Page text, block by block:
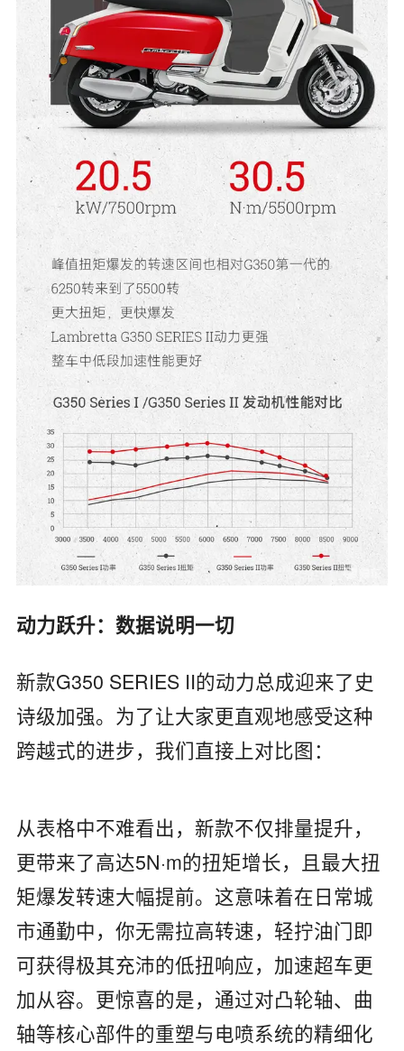
动力跃升：数据说明一切
新款G350 SERIES II的动力总成迎来了史
诗级加强。为了让大家更直观地感受这种
跨越式的进步，我们直接上对比图：
从表格中不难看出，新款不仅排量提升，
更带来了高达5N·m的扭矩增长，且最大扭
矩爆发转速大幅提前。这意味着在日常城
市通勤中，你无需拉高转速，轻拧油门即
可获得极其充沛的低扭响应，加速超车更
加从容。更惊喜的是，通过对凸轮轴、曲
轴等核心部件的重塑与电喷系统的精细化